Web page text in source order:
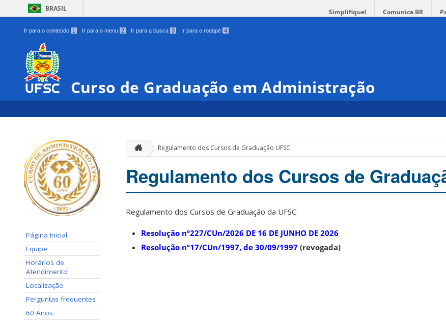
BRASIL Simplifique! Comunica BR
Ir para o conteúdo 1 Ir para o menu 2 Ir para a busca 3 Ir para o rodapé 4
Curso de Graduação em Administração
Página Inicial
Equipe
Horários de
Atendimento
Localização
Perguntas frequentes
60 Anos
Regulamento dos Cursos de Graduação UFSC
Regulamento dos Cursos de
Regulamento dos Cursos de Graduação da UFSC:
Resolução nº227/CUn/2026 DE 16 DE JUNHO DE 2026
Resolução nº17/CUn/1997, de 30/09/1997 (revogada)